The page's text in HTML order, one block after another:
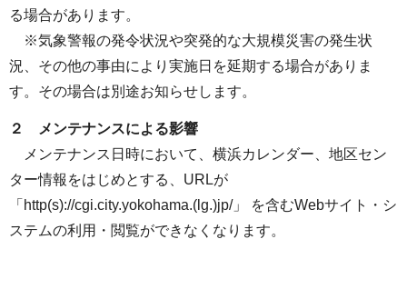
る場合があります。
※気象警報の発令状況や突発的な大規模災害の発生状
況、その他の事由により実施日を延期する場合がありま
す。その場合は別途お知らせします。
２ メンテナンスによる影響
メンテナンス日時において、横浜カレンダー、地区セン
ター情報をはじめとする、URLが
「http(s)://cgi.city.yokohama.(lg.)jp/」 を含むWebサイト・シ
ステムの利用・閲覧ができなくなります。